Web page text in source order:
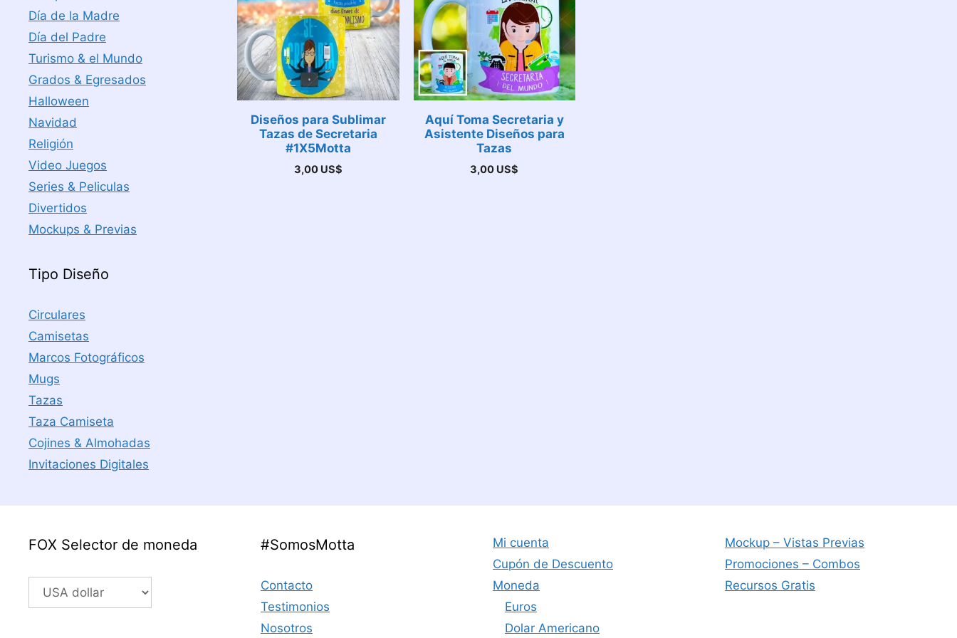
Diseños para Sublimar
Tazas de Secretaria
#1X5Motta
3,00 US$
Aquí Toma Secretaria y
Asistente Diseños para
Tazas
3,00 US$
Día de la Madre
Día del Padre
Turismo & el Mundo
Grados & Egresados
Halloween
Navidad
Religión
Video Juegos
Series & Peliculas
Divertidos
Mockups & Previas
Tipo Diseño
Circulares
Camisetas
Marcos Fotográficos
Mugs
Tazas
Taza Camiseta
Cojines & Almohadas
Invitaciones Digitales
FOX Selector de moneda #SomosMotta
Contacto
Testimonios
Nosotros
Mi cuenta
Cupón de Descuento
Moneda
Euros
Dolar Americano
Mockup – Vistas Previas
Promociones – Combos
Recursos Gratis